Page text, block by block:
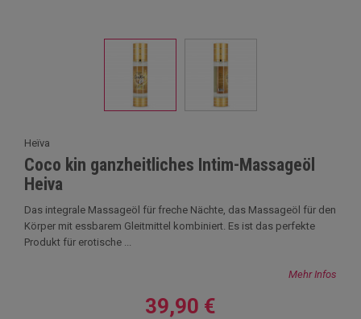
Heïva
Coco kin ganzheitliches Intim-Massageöl
Heiva
Das integrale Massageöl für freche Nächte, das Massageöl für den
Körper mit essbarem Gleitmittel kombiniert. Es ist das perfekte
Produkt für erotische ...
Mehr Infos
39,90 €